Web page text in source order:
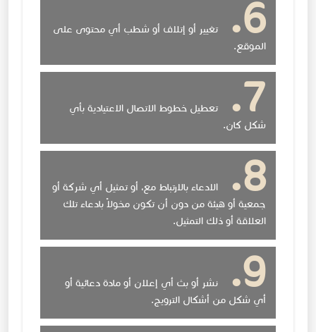
تغيير أو إتلاف أو شطب أي محتوى على
الموقع.
تعطيل خطوط الاتصال الاعتيادية بأي
شكل كان.
الادعاء بالارتباط مع، أو تمثيل أي شركة أو
جمعية أو هيئة من دون أن تكون مخولاً بادعاء تلك
العلاقة أو ذلك التمثيل.
نشر أو بث أي إعلان أو مادة دعائية أو
أي شكل من أشكال الترويج.